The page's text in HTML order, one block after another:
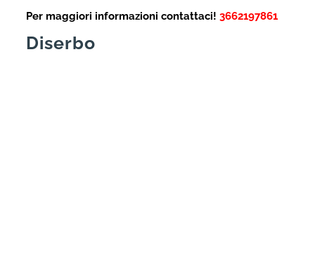
Per maggiori informazioni contattaci! 3662197861
Diserbo